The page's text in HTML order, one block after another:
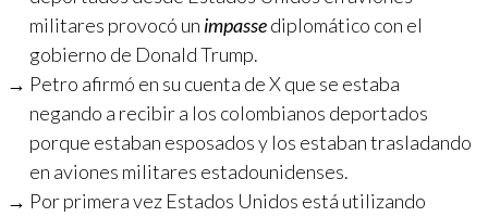
militares provocó un impassediplomático con el
gobierno de Donald Trump.
Petro afirmó en su cuenta de X que se estaba
negando a recibir a los colombianos deportados
porque estaban esposados y los estaban trasladando
en aviones militares estadounidenses.
Por primera vez Estados Unidos está utilizando